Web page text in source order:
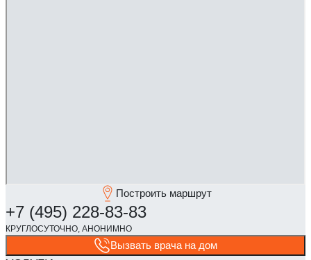
Построить маршрут
Вызвать врача на дом